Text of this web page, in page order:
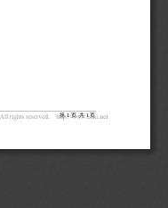
第 1 页 共 1 页